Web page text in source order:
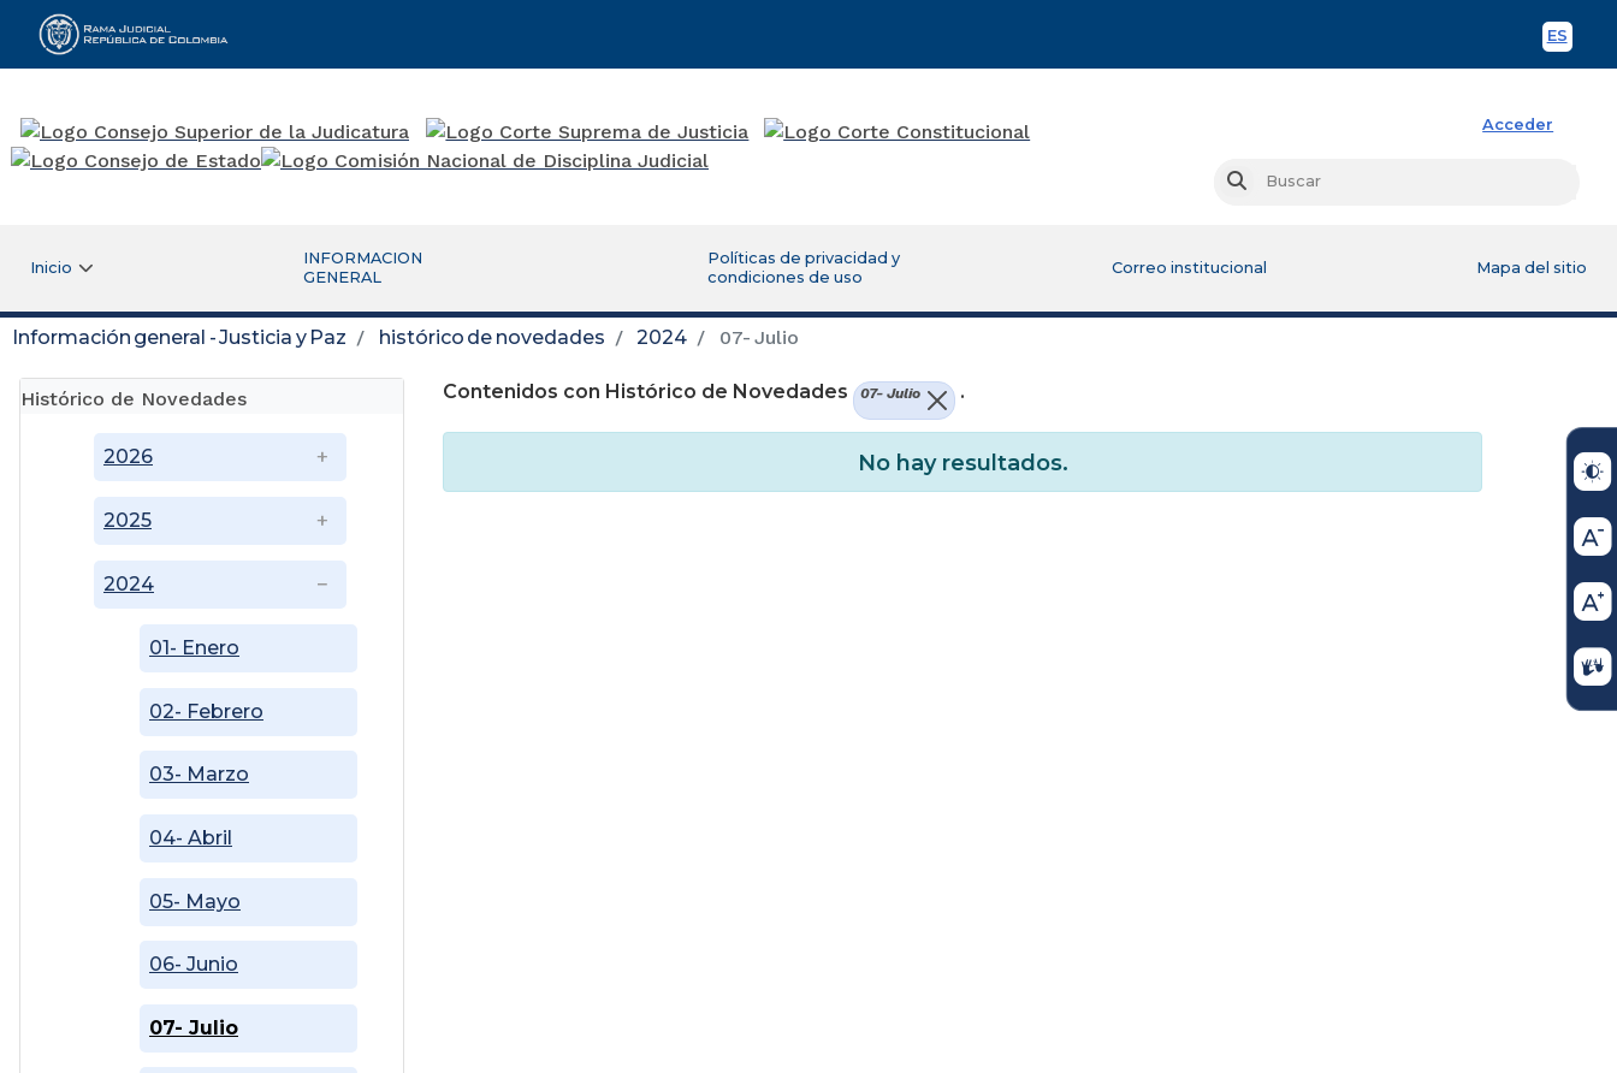
ES
Rama Judicial
Acceder
Buscar
Inicio
INFORMACION
GENERAL
Políticas de privacidad y
condiciones de uso
Correo institucional Mapa del sitio
Información general - Justicia y Paz histórico de novedades 2024 07- Julio
Histórico de Novedades
2024
01- Enero
02- Febrero
03- Marzo
04- Abril
05- Mayo
06- Junio
07- Julio
2025
2026
Contenidos con Histórico de Novedades 07- Julio .
No hay resultados.